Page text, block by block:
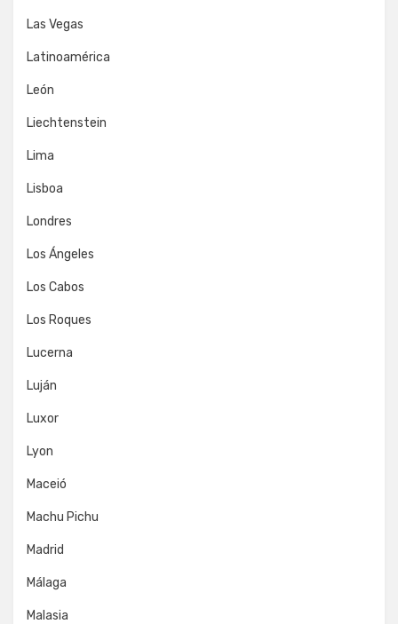
Las Vegas
Latinoamérica
León
Liechtenstein
Lima
Lisboa
Londres
Los Ángeles
Los Cabos
Los Roques
Lucerna
Luján
Luxor
Lyon
Maceió
Machu Pichu
Madrid
Málaga
Malasia